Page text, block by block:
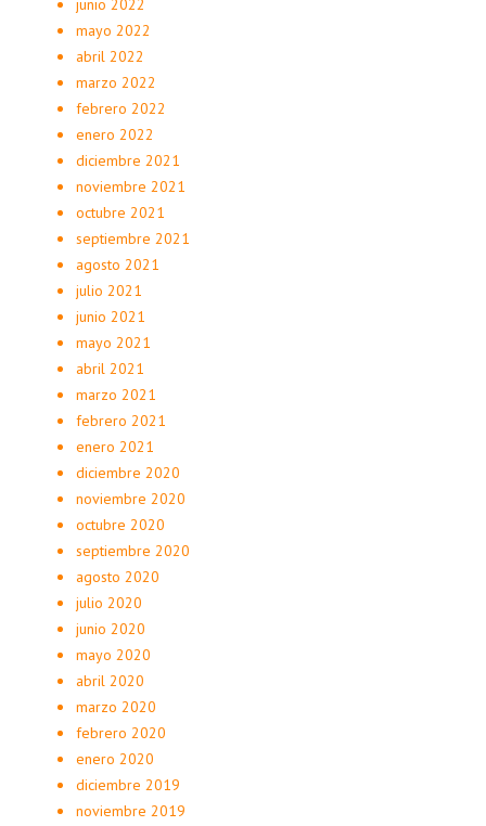
junio 2022
mayo 2022
abril 2022
marzo 2022
febrero 2022
enero 2022
diciembre 2021
noviembre 2021
octubre 2021
septiembre 2021
agosto 2021
julio 2021
junio 2021
mayo 2021
abril 2021
marzo 2021
febrero 2021
enero 2021
diciembre 2020
noviembre 2020
octubre 2020
septiembre 2020
agosto 2020
julio 2020
junio 2020
mayo 2020
abril 2020
marzo 2020
febrero 2020
enero 2020
diciembre 2019
noviembre 2019